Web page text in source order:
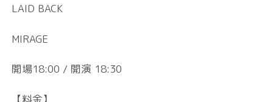
LAID BACK
MIRAGE
開場18:00 / 開演 18:30